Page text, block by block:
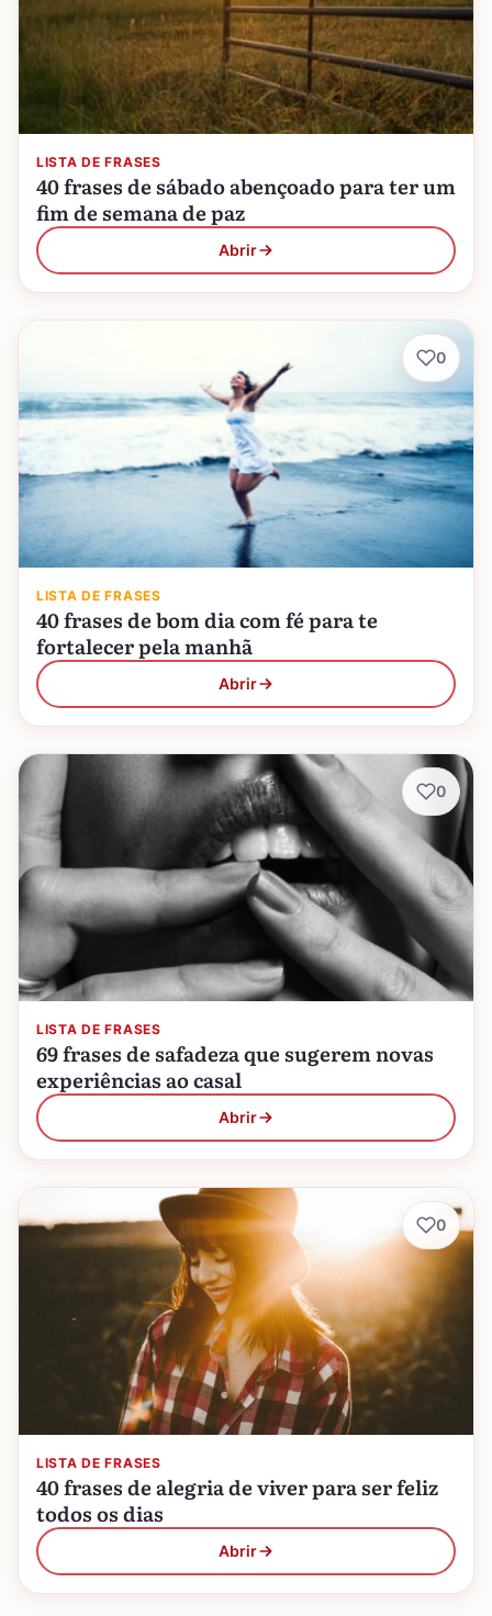
LISTA DE FRASES
40 frases de sábado abençoado para ter um
fim de semana de paz
Abrir
LISTA DE FRASES
40 frases de bom dia com fé para te
fortalecer pela manhã
Abrir
0
LISTA DE FRASES
69 frases de safadeza que sugerem novas
experiências ao casal
Abrir
0
LISTA DE FRASES
40 frases de alegria de viver para ser feliz
todos os dias
Abrir
0